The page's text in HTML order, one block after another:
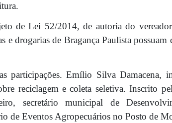
de Lei 52/2014, de autoria do
drogarias de Bragança Paulista possuam
participações. Emílio Silva Damacena,
reciclagem e coleta seletiva. Inscrito
secretário municipal de
de Eventos Agropecuários no Posto de